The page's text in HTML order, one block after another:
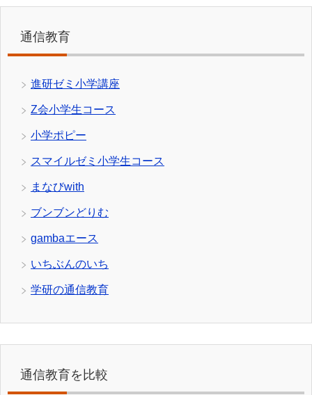
通信教育
進研ゼミ小学講座
Z会小学生コース
小学ポピー
スマイルゼミ小学生コース
まなびwith
ブンブンどりむ
gambaエース
いちぶんのいち
学研の通信教育
通信教育を比較